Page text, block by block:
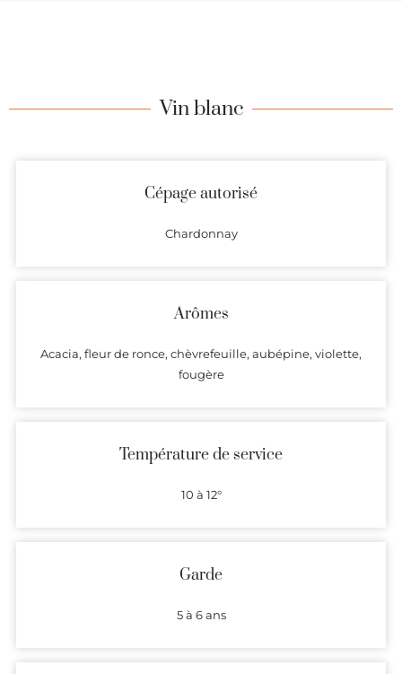
Vin blanc
Cépage autorisé
Chardonnay
Arômes
Acacia, fleur de ronce, chèvrefeuille, aubépine, violette,
fougère
Température de service
10 à 12°
Garde
5 à 6 ans